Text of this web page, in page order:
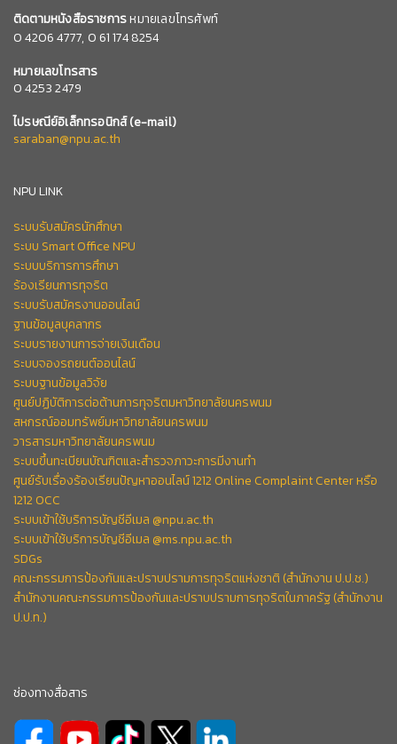
ติดตามหนังสือราชการหมายเลขโทรศัพท์
04206 4777, 0 61 174 8254
หมายเลขโทรสาร
0 4253 2479
ไปรษณีย์อิเล็กทรอนิกส์(e-mail)
saraban@npu.ac.th
NPU LINK
ระบบรับสมัครนักศึกษา
ระบบ Smart Office NPU
ระบบบริการการศึกษา
ร้องเรียนการทุจริต
ระบบรับสมัครงานออนไลน์
ฐานข้อมูลบุคลากร
ระบบรายงานการจ่ายเงินเดือน
ระบบจองรถยนต์ออนไลน์
ระบบฐานข้อมูลวิจัย
ศูนย์ปฏิบัติการต่อต้านการทุจริตมหาวิทยาลัยนครพนม
สหกรณ์ออมทรัพย์มหาวิทยาลัยนครพนม
วารสารมหาวิทยาลัยนครพนม
ระบบขึ้นทะเบียนบัณฑิตและสำรวจภาวะการมีงานทำ
ศูนย์รับเรื่องร้องเรียนปัญหาออนไลน์ 1212 Online Complaint Center หรือ
1212 OCC
ระบบเข้าใช้บริการบัญชีอีเมล @npu.ac.th
ระบบเข้าใช้บริการบัญชีอีเมล @ms.npu.ac.th
SDGs
คณะกรรมการป้องกันและปราบปรามการทุจริตแห่งชาติ (สำนักงาน ป.ป.ช.)
สำนักงานคณะกรรมการป้องกันและปราบปรามการทุจริตในภาครัฐ (สำนักงาน
ป.ป.ท.)
ช่องทางสื่อสาร